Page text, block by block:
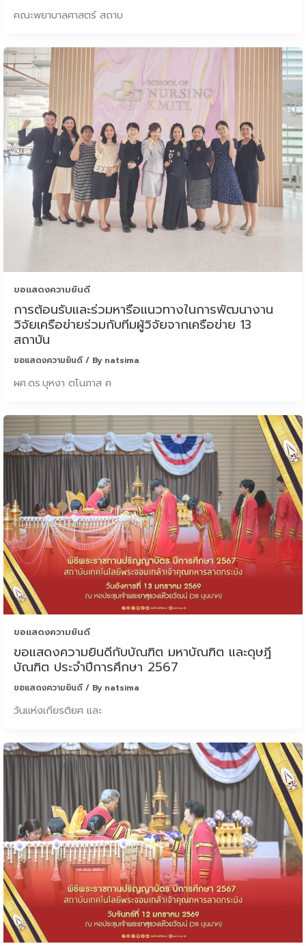
คณะพยาบาลศาสตร์ สถาบ
ขอแสดงความยินดี
การต้อนรับและร่วมหารือแนวทางในการพัฒนางาน
วิจัยเครือข่ายร่วมกับทีมผู้วิจัยจากเครือข่าย 13
สถาบัน
ขอแสดงความยินดี / By natsima
ผศ.ดร.บุหงา ตโนภาส ค
ขอแสดงความยินดี
ขอแสดงความยินดีกับบัณฑิต มหาบัณฑิต และดุษฎี
บัณฑิต ประจำปีการศึกษา 2567
ขอแสดงความยินดี / By natsima
วันแห่งเกียรติยศ และ